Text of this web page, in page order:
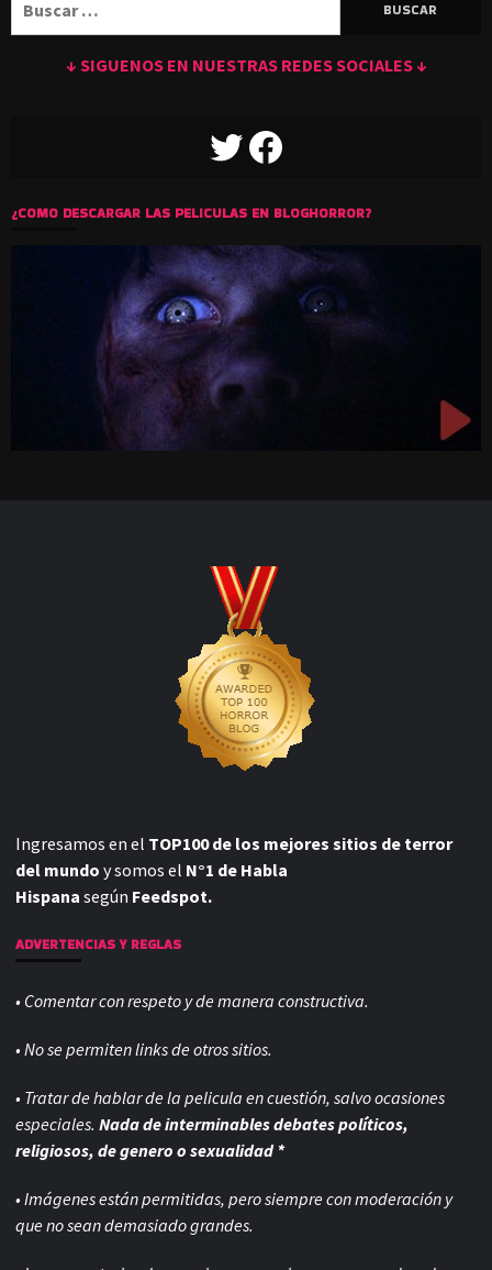
↓ SIGUENOS EN NUESTRAS REDES SOCIALES ↓
TWITTERFACEBOOK
¿COMO DESCARGAR LAS PELICULAS EN BLOGHORROR?
Ingresamos en el TOP100 de los mejores sitios de terror
del mundo y somos el N°1 de Habla
Hispana según Feedspot.
ADVERTENCIAS Y REGLAS
• Comentar con respeto y de manera constructiva.
• No se permiten links de otros sitios.
• Tratar de hablar de la pelicula en cuestión, salvo ocasiones
especiales. Nada de interminables debates políticos,
religiosos, de genero o sexualidad *
• Imágenes están permitidas, pero siempre conmoderación y
que no sean demasiado grandes.